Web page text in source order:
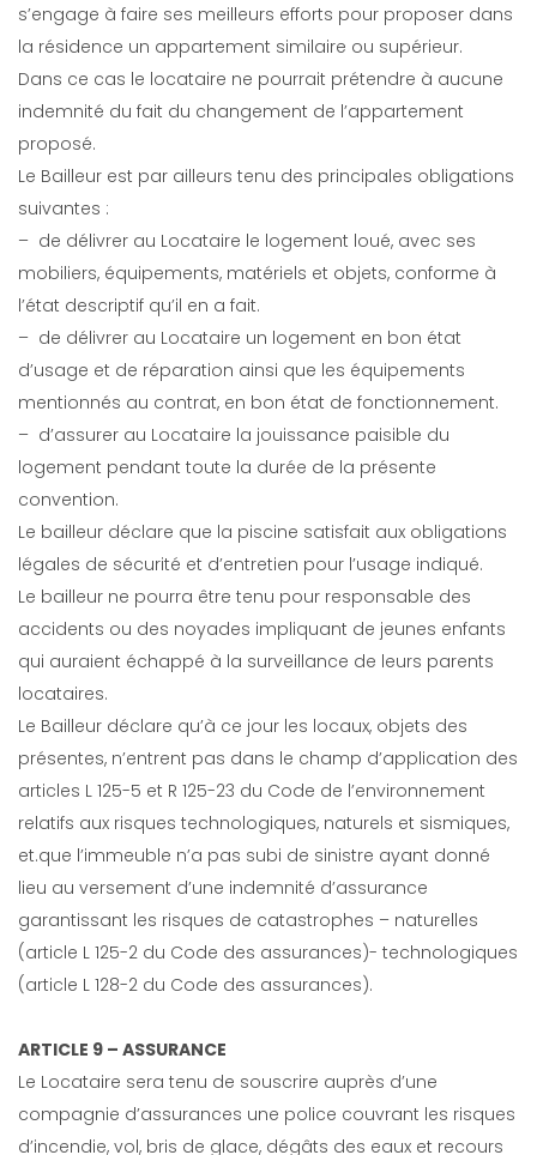
s’engage à faire ses meilleurs efforts pour proposer dans
la résidence un appartement similaire ou supérieur.
Dans ce cas le locataire ne pourrait prétendre à aucune
indemnité du fait du changement de l’appartement
proposé.
Le Bailleur est par ailleurs tenu des principales obligations
suivantes :
– de délivrer au Locataire le logement loué, avec ses
mobiliers, équipements, matériels et objets, conforme à
l’état descriptif qu’il en a fait.
– de délivrer au Locataire un logement en bon état
d’usage et de réparation ainsi que les équipements
mentionnés au contrat, en bon état de fonctionnement.
– d’assurer au Locataire la jouissance paisible du
logement pendant toute la durée de la présente
convention.
Le bailleur déclare que la piscine satisfait aux obligations
légales de sécurité et d’entretien pour l’usage indiqué.
Le bailleur ne pourra être tenu pour responsable des
accidents ou des noyades impliquant de jeunes enfants
qui auraient échappé à la surveillance de leurs parents
locataires.
Le Bailleur déclare qu’à ce jour les locaux, objets des
présentes, n’entrent pas dans le champ d’application des
articles L 125-5 et R 125-23 du Code de l’environnement
relatifs aux risques technologiques, naturels et sismiques,
et.que l’immeuble n’a pas subi de sinistre ayant donné
lieu au versement d’une indemnité d’assurance
garantissant les risques de catastrophes – naturelles
(article L 125-2 du Code des assurances)- technologiques
(article L 128-2 du Code des assurances).
ARTICLE 9 – ASSURANCE
Le Locataire sera tenu de souscrire auprès d’une
compagnie d’assurances une police couvrant les risques
d’incendie, vol, bris de glace, dégâts des eaux et recours